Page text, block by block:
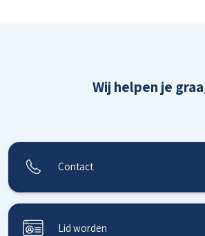
Wij helpen je
Contact
Lid worden